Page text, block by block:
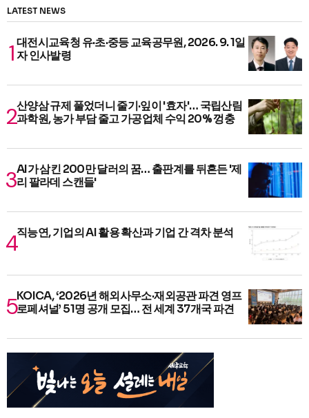
LATEST NEWS
대전시교육청 유·초·중등 교육공무원, 2026. 9. 1일
자 인사발령
산양삼 규제 풀었더니 줄기·잎이 '효자'… 국립산림
과학원, 농가 부담 줄고 가공업체 수익 20% 껑충
AI가 삼킨 200만 달러의 꿈… 출판계를 뒤흔든 '제
리 팔라데 스캔들'
직능연, 기업의 AI 활용 확산과 기업 간 격차 분석
KOICA, ‘2026년 해외사무소·재외공관 파견 영프
로페셔널’ 51명 공개 모집… 전 세계 37개국 파견